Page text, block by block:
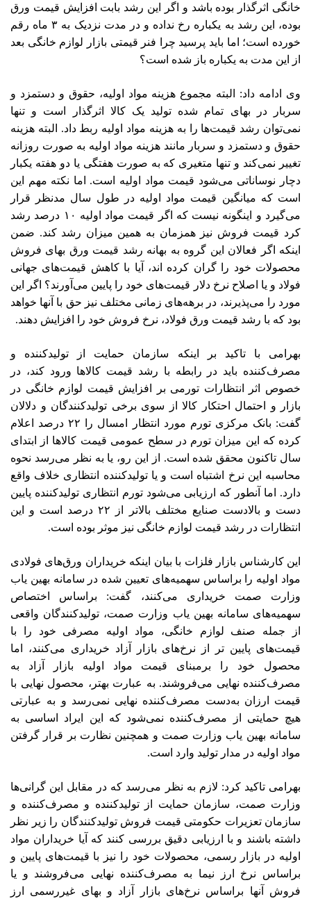
خانگی اثرگذار بوده باشد و اگر این رشد بابت افزایش قیمت ورق
بوده، این رشد به یکباره رخ نداده و در مدت نزدیک به ۳ ماه رقم
خورده است؛ اما باید پرسید چرا فنر قیمتی بازار لوازم خانگی بعد
از این مدت به یکباره باز شده است؟
وی ادامه داد: البته مجموع هزینه مواد اولیه، حقوق و دستمزد و
سربار در بهای تمام شده تولید یک کالا اثرگذار است و تنها
نمی‌توان رشد قیمت‌ها را به هزینه مواد اولیه ربط داد. البته هزینه
حقوق و دستمزد و سربار مانند هزینه مواد اولیه به صورت روزانه
تغییر نمی‌کند و تنها متغیری که به صورت هفتگی یا دو هفته یکبار
دچار نوساناتی می‌شود قیمت مواد اولیه است. اما نکته مهم این
است که میانگین قیمت مواد اولیه در طول سال مدنظر قرار
می‌گیرد و اینگونه نیست که اگر قیمت مواد اولیه ۱۰ درصد رشد
کرد قیمت فروش نیز همزمان به همین میزان رشد کند. ضمن
اینکه اگر فعالان این گروه به بهانه رشد قیمت ورق بهای فروش
محصولات خود را گران کرده اند، آیا با کاهش قیمت‌های جهانی
فولاد و یا اصلاح نرخ دلار قیمت‌های خود را پایین می‌آورند؟ اگر این
مورد را می‌پذیرند، در برهه‌های زمانی مختلف نیز حق با آنها خواهد
بود که با رشد قیمت ورق فولاد، نرخ فروش خود را افزایش دهند.
بهرامی با تاکید بر اینکه سازمان حمایت از تولیدکننده و
مصرف‌کننده باید در رابطه با رشد قیمت کالاها ورود کند، در
خصوص اثر انتظارات تورمی بر افزایش قیمت لوازم خانگی در
بازار و احتمال احتکار کالا از سوی برخی تولیدکنندگان و دلالان
گفت: بانک مرکزی تورم مورد انتظار امسال را ۲۲ درصد اعلام
کرده که این میزان تورم در سطح عمومی قیمت کالاها از ابتدای
سال تاکنون محقق شده است. از این رو، یا به نظر می‌رسد نحوه
محاسبه این نرخ اشتباه است و یا تولیدکننده انتظاری خلاف واقع
دارد. اما آنطور که ارزیابی می‌شود تورم انتظاری تولیدکننده پایین
دست و بالادست صنایع مختلف بالاتر از ۲۲ درصد است و این
انتظارات در رشد قیمت لوازم خانگی نیز موثر بوده است.
این کارشناس بازار فلزات با بیان اینکه خریداران ورق‌های فولادی
مواد اولیه را براساس سهمیه‌های تعیین شده در سامانه بهین یاب
وزارت صمت خریداری می‌کنند، گفت: براساس اختصاص
سهمیه‌های سامانه بهین یاب وزارت صمت، تولیدکنندگان واقعی
از جمله صنف لوازم خانگی، مواد اولیه مصرفی خود را با
قیمت‌های پایین تر از نرخ‌های بازار آزاد خریداری می‌کنند، اما
محصول خود را برمبنای قیمت مواد اولیه بازار آزاد به
مصرف‌کننده نهایی می‌فروشند. به عبارت بهتر، محصول نهایی با
قیمت ارزان به‌دست مصرف‌کننده نهایی نمی‌رسد و به عبارتی
هیچ حمایتی از مصرف‌کننده نمی‌شود که این ایراد اساسی به
سامانه بهین یاب وزارت صمت و همچنین نظارت بر قرار گرفتن
مواد اولیه در مدار تولید وارد است.
بهرامی تاکید کرد: لازم به نظر می‌رسد که در مقابل این گرانی‌ها
وزارت صمت، سازمان حمایت از تولیدکننده و مصرف‌کننده و
سازمان تعزیرات حکومتی قیمت فروش تولیدکنندگان را زیر نظر
داشته باشند و با ارزیابی دقیق بررسی کنند که آیا خریداران مواد
اولیه در بازار رسمی، محصولات خود را نیز با قیمت‌های پایین و
براساس نرخ ارز نیما به مصرف‌کننده نهایی می‌فروشند و یا
فروش آنها براساس نرخ‌های بازار آزاد و بهای غیررسمی ارز